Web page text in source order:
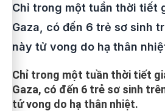
Chỉ trong một tuần thời tiết
Gaza, có đến 6 trẻ sơ sinh
này tử vong do hạ thân
Chỉ trong một tuần thời tiết
Gaza, có đến 6 trẻ sơ sinh
tử vong do hạ thân nhiệt.